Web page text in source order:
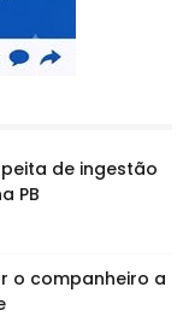
de ingestão
PB
o companheiro a